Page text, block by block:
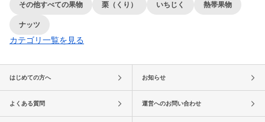
その他すべての果物 栗（くり） いちじく 熱帯果物
ナッツ
カテゴリ一覧を見る
はじめての方へ お知らせ
よくある質問 運営へのお問い合わせ